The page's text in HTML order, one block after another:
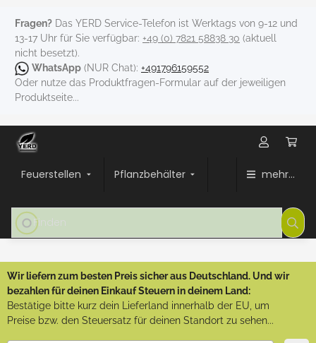
Fragen? Das YERD Service-Telefon ist Werktags von 9-12 und
13-17 Uhr für Sie verfügbar: +49 (0) 7821 58838 30 (aktuell
nicht besetzt).
WhatsApp (NUR Chat): +491796159552
Oder nutze das Produktfragen-Formular auf der jeweiligen
Produktseite...
Feuerstellen Pflanzbehälter mehr...
Wir liefern zum besten Preis sicher aus Deutschland. Und wir
bezahlen für deinen Einkauf Steuern in deinem Land:
Bestätige bitte kurz dein Lieferland innerhalb der EU, um
Preise bzw. den Steuersatz für deinen Standort zu sehen...